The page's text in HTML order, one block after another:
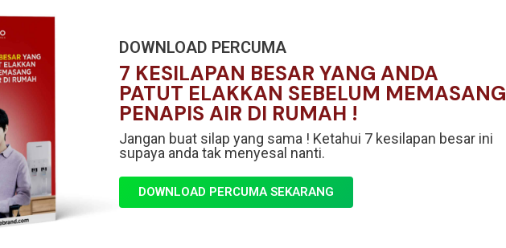
DOWNLOAD PERCUMA
7 KESILAPAN BESAR YANG ANDA
PATUT ELAKKAN SEBELUM MEMASANG
PENAPIS AIR DI RUMAH !
Jangan buat silap yang sama ! Ketahui 7 kesilapan besar ini
supaya anda tak menyesal nanti.
DOWNLOAD PERCUMA SEKARANG